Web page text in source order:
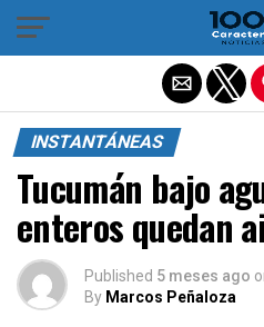
INSTANTÁNEAS
Tucumán bajo
enteros quedan
Published 5 meses ago
By Marcos Peñaloza
Salir de la